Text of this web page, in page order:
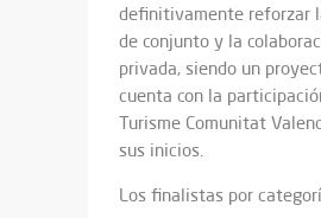
definitivamente reforzar
de conjunto y la
privada, siendo un
cuenta con la
Turisme Comunitat
sus inicios.
Los finalistas por